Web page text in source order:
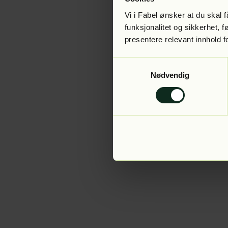
Vi i Fabel ønsker at du skal
funksjonalitet og sikkerhet,
presentere relevant innhold
Nødvendig
Application